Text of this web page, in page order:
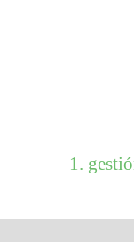
1.